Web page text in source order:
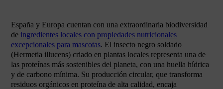
España y Europa cuentan con una extraordinaria biodiversidad
de ingredientes locales con propiedades nutricionales
excepcionales para mascotas. El insecto negro soldado
(Hermetia illucens) criado en plantas locales representa una de
las proteínas más sostenibles del planeta, con una huella hídrica
y de carbono mínima. Su producción circular, que transforma
residuos orgánicos en proteína de alta calidad, encaja